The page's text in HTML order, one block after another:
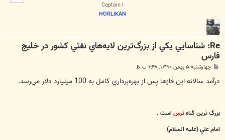
Captain I
HORLIKAN
Re: شناسايي يكي از بزرگ‌ترين لايه‌هاي نفتي كشور در خليج
فارس
س
ت
چهارشنبه ۵ بهمن ۱۳۹۰, ۶:۴۸ ب.ظ
درآمد سالانه اين فازها پس از بهره‌برداري كامل به 100 ميليارد دلار مي‌رسد.
بزرگ ترين گناهترس است .
امام علي (عليه السلام)